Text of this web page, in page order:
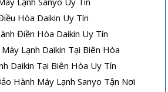
Hòa Daikin Uy Tín
Điền Hòa Daikin Uy Tín
Lạnh Daikin Tại Biên Hòa
Daikin Tại Biên Hòa Uy Tín
Hành Máy Lạnh Sanyo Tận Nơi